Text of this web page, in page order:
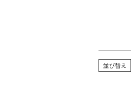
並び替え